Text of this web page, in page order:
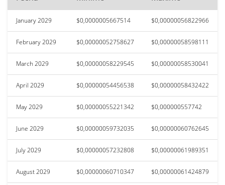
January 2029 $0,0000005667514 $0,00000056822966
February 2029 $0,00000052758627 $0,00000058598111
March 2029 $0,00000058229545 $0,00000058530041
April 2029 $0,00000054456538 $0,00000058432422
May 2029 $0,00000055221342 $0,000000557742
June 2029 $0,00000059732035 $0,00000060762645
July 2029 $0,00000057232808 $0,00000061989351
August 2029 $0,00000060710347 $0,00000061424879